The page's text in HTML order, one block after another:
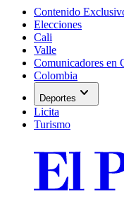
Contenido
Elecciones
Cali
Valle
Comunicadores en
Colombia
Deportes expand_more
Licita
Turismo